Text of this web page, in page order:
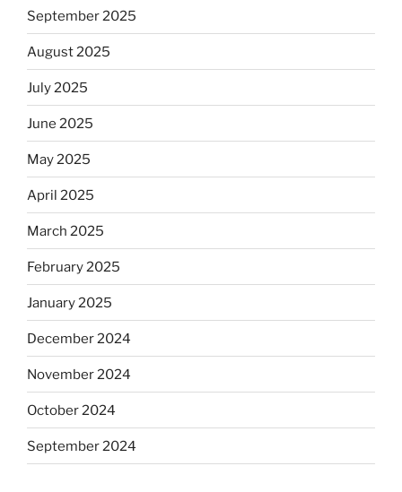
September 2025
August 2025
July 2025
June 2025
May 2025
April 2025
March 2025
February 2025
January 2025
December 2024
November 2024
October 2024
September 2024